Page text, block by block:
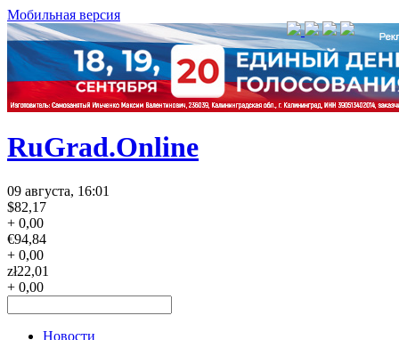
Мобильная версия
RuGrad.Online
09 августа, 16:01
$82,17
+ 0,00
€94,84
+ 0,00
zł22,01
+ 0,00
Новости